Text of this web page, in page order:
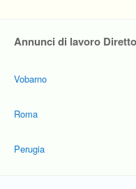
Annunci di lavoro
Vobarno
Roma
Perugia